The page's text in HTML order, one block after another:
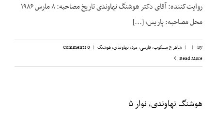
روایت‌کننده: آقای دکتر هوشنگ نهاوندی تاریخ مصاحبه: ۸ مارس ۱۹۸۶
محل مصاحبه: پاریس، [...]
By
|
| شاهرخ مسکوب,فارسی,مرد,نهاوندی، هوشنگ |
0 Comments
Read More
هوشنگ نهاوندی، نوار ۵